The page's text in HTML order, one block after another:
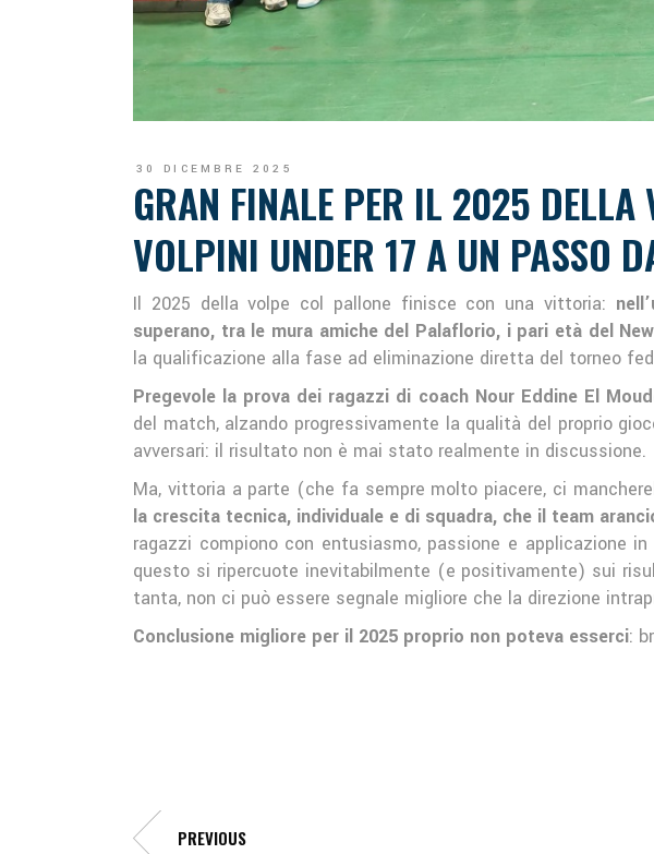
30 DICEMBRE 2025
GRAN FINALE PER IL 2025
VOLPINI UNDER 17 A UN PASSO
Il 2025 della volpe col pallone finisce con una vittoria:
superano, tra le mura amiche del Palaflorio, i pari età del
la qualificazione alla fase ad eliminazione diretta del torneo
Pregevole la prova dei ragazzi di coach Nour Eddine El
del match, alzando progressivamente la qualità del proprio
avversari: il risultato non è mai stato realmente in discussione.
Ma, vittoria a parte (che fa sempre molto piacere, ci
la crescita tecnica, individuale e di squadra, che il team
ragazzi compiono con entusiasmo, passione e
questo si ripercuote inevitabilmente (e positivamente) sui
tanta, non ci può essere segnale migliore che la direzione
Conclusione migliore per il 2025 proprio non poteva esserci:
PREVIOUS